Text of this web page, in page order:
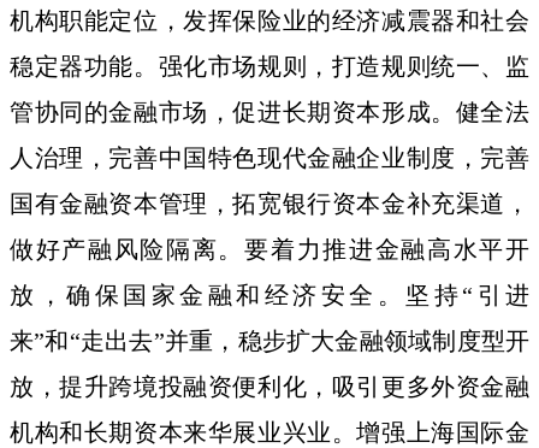
机构职能定位，发挥保险业的经济减震器和社会
稳定器功能。强化市场规则，打造规则统一、监
管协同的金融市场，促进长期资本形成。健全法
人治理，完善中国特色现代金融企业制度，完善
国有金融资本管理，拓宽银行资本金补充渠道，
做好产融风险隔离。要着力推进金融高水平开
放，确保国家金融和经济安全。坚持“引进
来”和“走出去”并重，稳步扩大金融领域制度型开
放，提升跨境投融资便利化，吸引更多外资金融
机构和长期资本来华展业兴业。增强上海国际金